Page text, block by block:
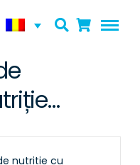
nutriție cu